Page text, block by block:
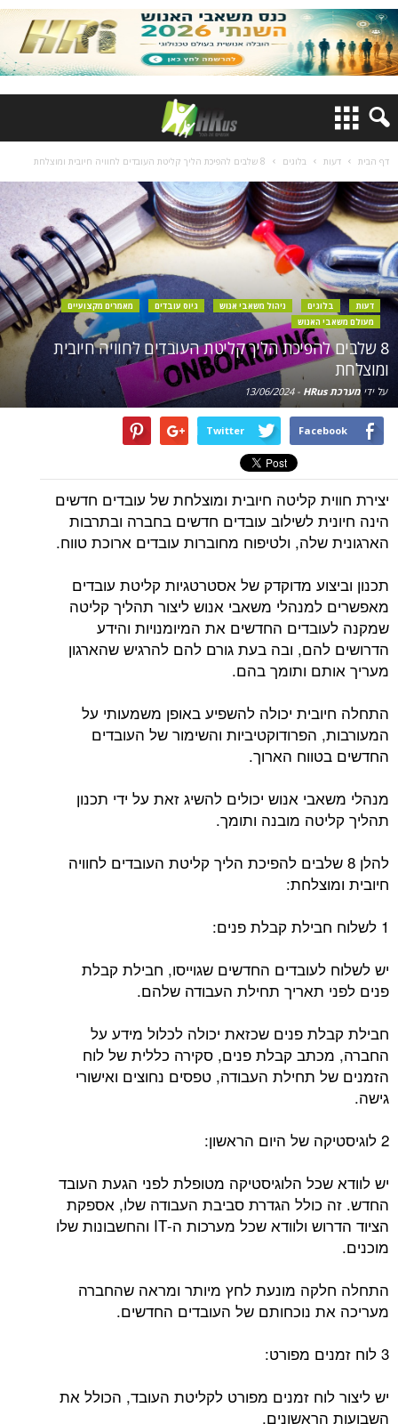
דף הבית דעות בלוגים 8 שלבים להפיכת הליך קליטת העובדים לחוויה חיובית ומוצלחת
דעות בלוגים ניהול משאבי אנוש גיוס עובדים
מאמרים מקצועיים
מעולם משאבי האנוש
8 שלבים להפיכת הליך קליטת העובדים לחוויה חיובית
ומוצלחת
על ידימערכת HRus -
13/06/2024
Facebook
Twitter
יצירת חווית קליטה חיובית ומוצלחת של עובדים חדשים
הינה חיונית לשילוב עובדים חדשים בחברה ובתרבות
הארגונית שלה, ולטיפוח מחוברות עובדים ארוכת טווח.
תכנון וביצוע מדוקדק של אסטרטגיות קליטת עובדים
מאפשרים למנהלי משאבי אנוש ליצור תהליך קליטה
שמקנה לעובדים החדשים את המיומנויות והידע
הדרושים להם, ובה בעת גורם להם להרגיש שהארגון
מעריך אותם ותומך בהם.
התחלה חיובית יכולה להשפיע באופן משמעותי על
המעורבות, הפרודוקטיביות והשימור של העובדים
החדשים בטווח הארוך.
מנהלי משאבי אנוש יכולים להשיג זאת על ידי תכנון
תהליך קליטה מובנה ותומך.
להלן 8 שלבים להפיכת הליך קליטת העובדים לחוויה
חיובית ומוצלחת:
1 לשלוח חבילת קבלת פנים:
יש לשלוח לעובדים החדשים שגוייסו, חבילת קבלת
פנים לפני תאריך תחילת העבודה שלהם.
חבילת קבלת פנים שכזאת יכולה לכלול מידע על
החברה, מכתב קבלת פנים, סקירה כללית של לוח
הזמנים של תחילת העבודה, טפסים נחוצים ואישורי
גישה.
2 לוגיסטיקה של היום הראשון:
יש לוודא שכל הלוגיסטיקה מטופלת לפני הגעת העובד
החדש. זה כולל הגדרת סביבת העבודה שלו, אספקת
הציוד הדרוש ולוודא שכל מערכות ה-IT והחשבונות שלו
מוכנים.
התחלה חלקה מונעת לחץ מיותר ומראה שהחברה
מעריכה את נוכחותם של העובדים החדשים.
3 לוח זמנים מפורט:
יש ליצור לוח זמנים מפורט לקליטת העובד, הכולל את
השבועות הראשונים.